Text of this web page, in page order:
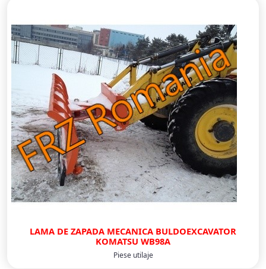
LAMA DE ZAPADA MECANICA BULDOEXCAVATOR
KOMATSU WB98A
Piese utilaje